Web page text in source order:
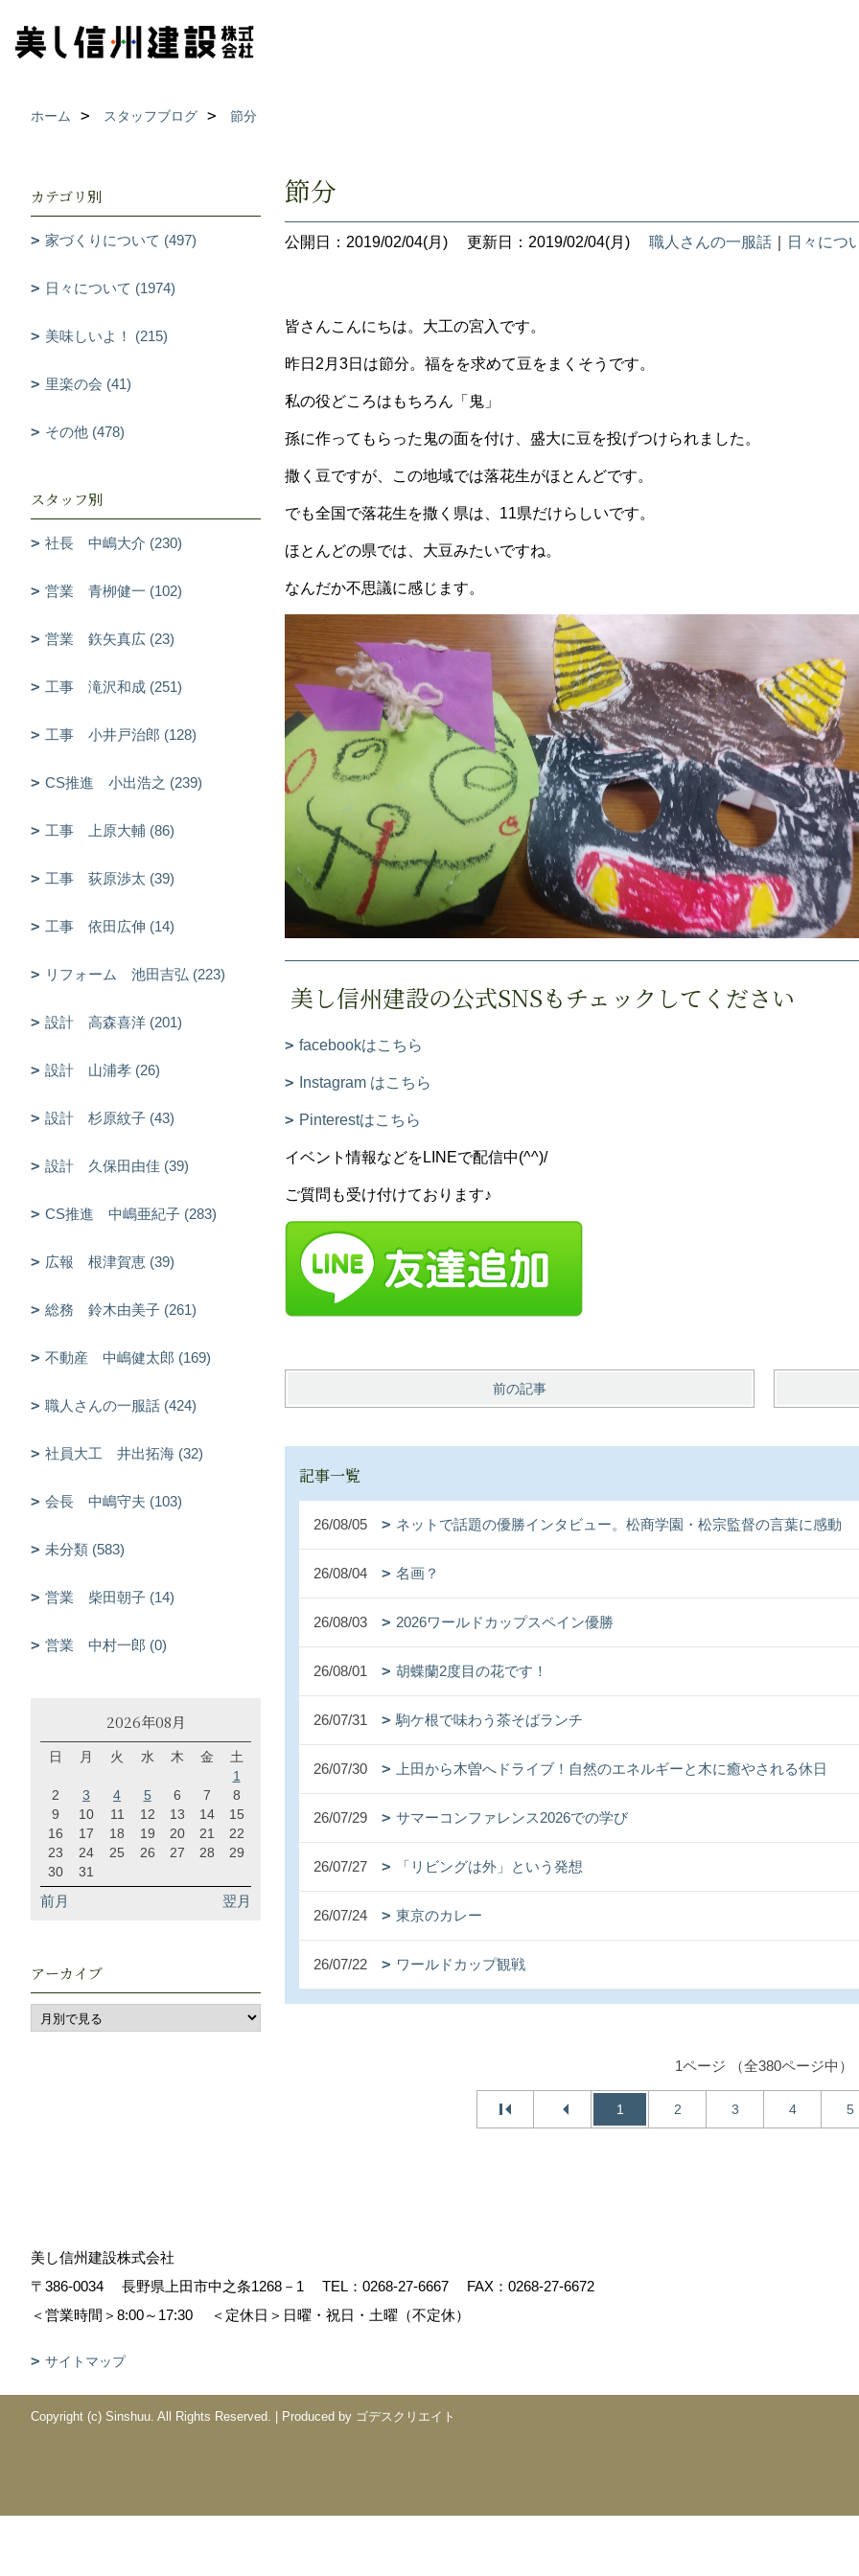
ホーム スタッフブログ 節分
節分
公開日：2019/02/04(月) 更新日：2019/02/04(月) 職人さんの一服話 日々につ
皆さんこんにちは。大工の宮入です。
昨日2月3日は節分。福をを求めて豆をまくそうです。
私の役どころはもちろん「鬼」
孫に作ってもらった鬼の面を付け、盛大に豆を投げつけられました。
撒く豆ですが、この地域では落花生がほとんどです。
でも全国で落花生を撒く県は、11県だけらしいです。
ほとんどの県では、大豆みたいですね。
なんだか不思議に感じます。
美し信州建設の公式SNSもチェックしてください
facebookはこちら
Instagram はこちら
Pinterestはこちら
イベント情報などをLINEで配信中(^^)/
ご質問も受け付けております♪
前の記事
記事一覧
26/08/05 ネットで話題の優勝インタビュー。松商学園・松宗監督の言葉に感動
26/08/04 名画？
26/08/03 2026ワールドカップスペイン優勝
26/08/01 胡蝶蘭2度目の花です！
26/07/31 駒ケ根で味わう茶そばランチ
26/07/30 上田から木曽へドライブ！自然のエネルギーと木に癒やされる休日
26/07/29 サマーコンファレンス2026での学び
26/07/27 「リビングは外」という発想
26/07/24 東京のカレー
26/07/22 ワールドカップ観戦
1ページ （全380ページ中）
1 2 3 4 5
カテゴリ別
家づくりについて (497)
日々について (1974)
美味しいよ！ (215)
里楽の会 (41)
その他 (478)
スタッフ別
社長 中嶋大介 (230)
営業 青栁健一 (102)
営業 鉃矢真広 (23)
工事 滝沢和成 (251)
工事 小井戸治郎 (128)
CS推進 小出浩之 (239)
工事 上原大輔 (86)
工事 荻原渉太 (39)
工事 依田広伸 (14)
リフォーム 池田吉弘 (223)
設計 高森喜洋 (201)
設計 山浦孝 (26)
設計 杉原紋子 (43)
設計 久保田由佳 (39)
CS推進 中嶋亜紀子 (283)
広報 根津賀恵 (39)
総務 鈴木由美子 (261)
不動産 中嶋健太郎 (169)
職人さんの一服話 (424)
社員大工 井出拓海 (32)
会長 中嶋守夫 (103)
未分類 (583)
営業 柴田朝子 (14)
営業 中村一郎 (0)
2026年08月
日 月 火 水 木 金
土
1
2
3 4 5 6 7
8
9
10 11 12 13 14
15
16
17 18 19 20 21
22
23
24 25 26 27 28
29
30
31
前月 翌月
アーカイブ
美し信州建設株式会社
〒386-0034
長野県上田市中之条1268－1 TEL： 0268-27-6667
FAX：0268-27-6672
＜営業時間＞8:00～17:30
＜定休日＞日曜・祝日・土曜（不定休）
サイトマップ
Copyright (c) Sinshuu. All Rights Reserved. Produced by ゴデスクリエイト